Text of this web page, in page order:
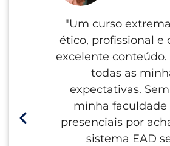
"Um curso
ético, profissional e
excelente conteúdo.
todas as
expectativas.
minha faculdade
presenciais por
sistema EAD